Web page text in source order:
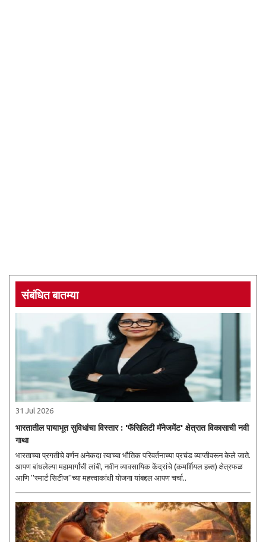
संबंधित बातम्या
31 Jul 2026
भारतातील पायाभूत सुविधांचा विस्तार : 'फॅसिलिटी मॅनेजमेंट' क्षेत्रात विकासाची नवी
गाथा
भारताच्या प्रगतीचे वर्णन अनेकदा त्याच्या भौतिक परिवर्तनाच्या प्रचंड व्याप्तीवरून केले जाते.
आपण बांधलेल्या महामार्गांची लांबी, नवीन व्यावसायिक केंद्रांचे (कमर्शियल हब्स) क्षेत्रफळ
आणि ''स्मार्ट सिटीज''च्या महत्त्वाकांक्षी योजना यांबद्दल आपण चर्चा..